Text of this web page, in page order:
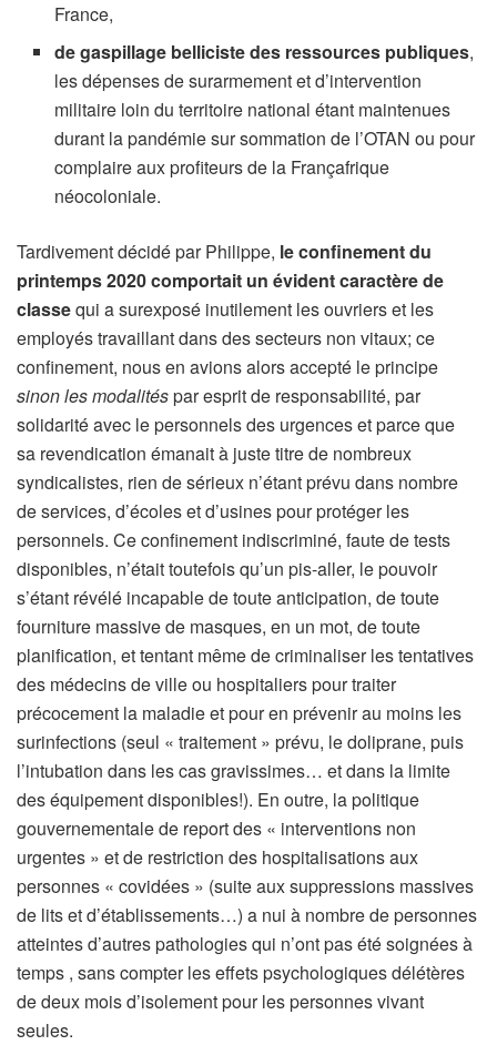
France,
de gaspillage belliciste des ressources publiques,
les dépenses de surarmement et d’intervention
militaire loin du territoire national étant maintenues
durant la pandémie sur sommation de l’OTAN ou pour
complaire aux profiteurs de la Françafrique
néocoloniale.
Tardivement décidé par Philippe, le confinement du
printemps 2020 comportait un évident caractère de
classequi a surexposé inutilement les ouvriers et les
employés travaillant dans des secteurs non vitaux; ce
confinement, nous en avions alors accepté le principe
sinon les modalitéspar esprit de responsabilité, par
solidarité avec le personnels des urgences et parce que
sa revendication émanait à juste titre de nombreux
syndicalistes, rien de sérieux n’étant prévu dans nombre
de services, d’écoles et d’usines pour protéger les
personnels. Ce confinement indiscriminé, faute de tests
disponibles, n’était toutefois qu’un pis-aller, le pouvoir
s’étant révélé incapable de toute anticipation, de toute
fourniture massive de masques, en un mot, de toute
planification, et tentant même de criminaliser les tentatives
des médecins de ville ou hospitaliers pour traiter
précocement la maladie et pour en prévenir au moins les
surinfections (seul « traitement » prévu, le doliprane, puis
l’intubation dans les cas gravissimes… et dans la limite
des équipement disponibles!). En outre, la politique
gouvernementale de report des « interventions non
urgentes » et de restriction des hospitalisations aux
personnes « covidées » (suite aux suppressions massives
de lits et d’établissements…) a nui à nombre de personnes
atteintes d’autres pathologies qui n’ont pas été soignées à
temps , sans compter les effets psychologiques délétères
de deux mois d’isolement pour les personnes vivant
seules.